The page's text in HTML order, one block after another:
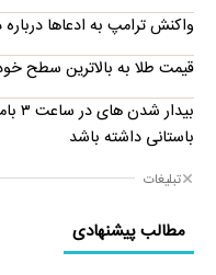
واکنش ترامپ به ادعاها
قیمت طلا به بالاترین سطح خود در ۷ هفته
باستانی داشته باشد
تبلیغات
مطالب پیشنهادی